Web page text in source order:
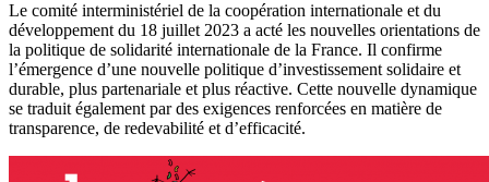
Le comité interministériel de la coopération internationale et du
développement du 18 juillet 2023 a acté les nouvelles orientations de
la politique de solidarité internationale de la France. Il confirme
l’émergence d’une nouvelle politique d’investissement solidaire et
durable, plus partenariale et plus réactive. Cette nouvelle dynamique
se traduit également par des exigences renforcées en matière de
transparence, de redevabilité et d’efficacité.